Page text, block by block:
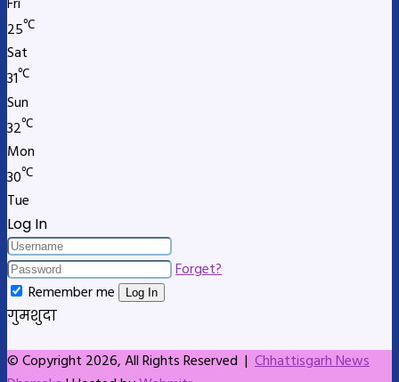
25℃
Sat
31℃
Sun
32℃
Mon
30℃
Tue
Log In
Forget?
Remember me
Log In
गुमशुदा
© Copyright 2026, All Rights Reserved | Chhattisgarh News